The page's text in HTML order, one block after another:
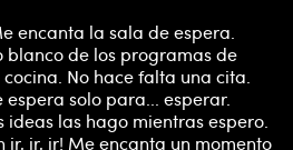
encanta la sala de espera.
blanco de los programas de
No hace falta una cita.
espera solo para... esperar.
ideas las hago mientras espero.
ir, ir, ir! Me encanta un momento